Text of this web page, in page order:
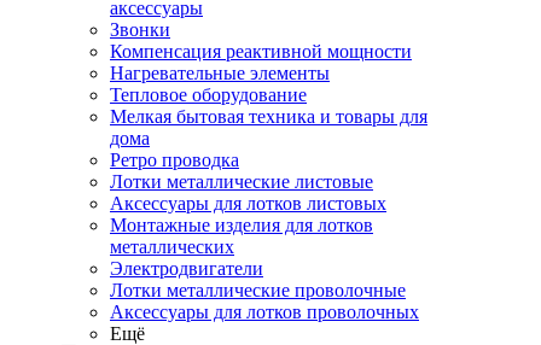
аксессуары
Звонки
Компенсация реактивной мощности
Нагревательные элементы
Тепловое оборудование
Мелкая бытовая техника и товары для
дома
Ретро проводка
Лотки металлические листовые
Аксессуары для лотков листовых
Монтажные изделия для лотков
металлических
Электродвигатели
Лотки металлические проволочные
Аксессуары для лотков проволочных
Ещё